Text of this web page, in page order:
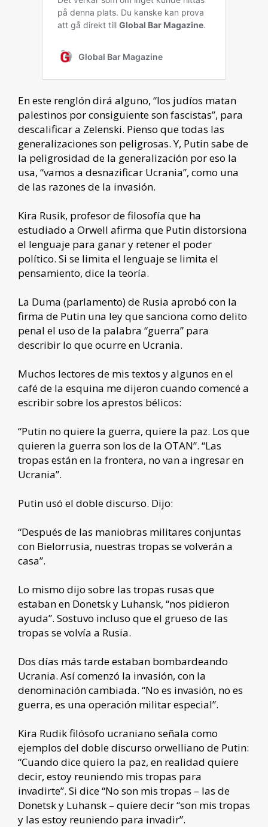
En este renglón dirá alguno, “los judíos matan
palestinos por consiguiente son fascistas”, para
descalificar a Zelenski. Pienso que todas las
generalizaciones son peligrosas. Y, Putin sabe de
la peligrosidad de la generalización por eso la
usa, “vamos a desnazificar Ucrania”, como una
de las razones de la invasión.
Kira Rusik, profesor de filosofía que ha
estudiado a Orwell afirma que Putin distorsiona
el lenguaje para ganar y retener el poder
político. Si se limita el lenguaje se limita el
pensamiento, dice la teoría.
La Duma (parlamento) de Rusia aprobó con la
firma de Putin una ley que sanciona como delito
penal el uso de la palabra “guerra” para
describir lo que ocurre en Ucrania.
Muchos lectores de mis textos y algunos en el
café de la esquina me dijeron cuando comencé a
escribir sobre los aprestos bélicos:
“Putin no quiere la guerra, quiere la paz. Los que
quieren la guerra son los de la OTAN”. “Las
tropas están en la frontera, no van a ingresar en
Ucrania”.
Putin usó el doble discurso. Dijo:
“Después de las maniobras militares conjuntas
con Bielorrusia, nuestras tropas se volverán a
casa”.
Lo mismo dijo sobre las tropas rusas que
estaban en Donetsk y Luhansk, “nos pidieron
ayuda”. Sostuvo incluso que el grueso de las
tropas se volvía a Rusia.
Dos días más tarde estaban bombardeando
Ucrania. Así comenzó la invasión, con la
denominación cambiada. “No es invasión, no es
guerra, es una operación militar especial”.
Kira Rudik filósofo ucraniano señala como
ejemplos del doble discurso orwelliano de Putin:
“Cuando dice quiero la paz, en realidad quiere
decir, estoy reuniendo mis tropas para
invadirte”. Si dice “No son mis tropas – las de
Donetsk y Luhansk – quiere decir “son mis tropas
y las estoy reuniendo para invadir”.